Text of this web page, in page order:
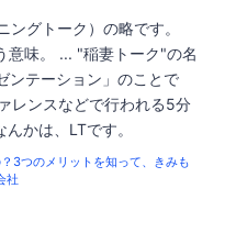
グトーク）の略です。
味。 ... "稲妻トーク"の名
ンテーション」のことで
レンスなどで行われる5分
かは、LTです。
3つのメリットを知って、きみも
社